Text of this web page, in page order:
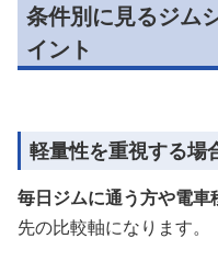
条件別に見るジム
イント
軽量性を重視する場
毎日ジムに通う方や電車
先の比較軸になります。